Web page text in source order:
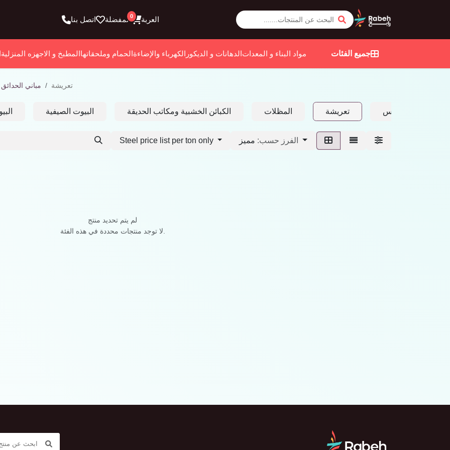
العربة 0المفضلة اتصل بنا
جميع الفئات مواد البناء و المعداتالدهانات و الديكور الكهرباء والإضاءةالحمام وملحقاتهاالمطبخ و الاجهزه المنزلية
مباني تعريشة
البيوت الصيفية الكبائن الخشبية ومكاتب الحديقة المظلات تعريشة جسر مقوس
Steel price list per ton only الفرز حسب:
لم يتم تحديد منتج